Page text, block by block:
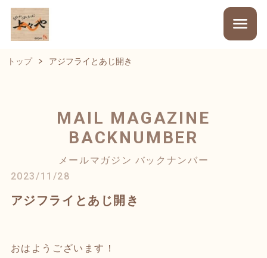
トップ アジフライとあじ開き
MAIL MAGAZINE
BACKNUMBER
メールマガジン バックナンバー
2023/11/28
アジフライとあじ開き
おはようございます！